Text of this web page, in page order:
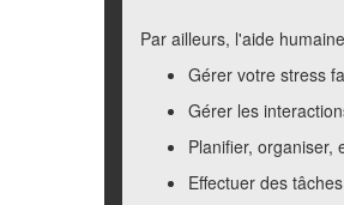
Par ailleurs, l'aide
Gérer votre stress
Gérer les
Planifier, organiser,
Effectuer des